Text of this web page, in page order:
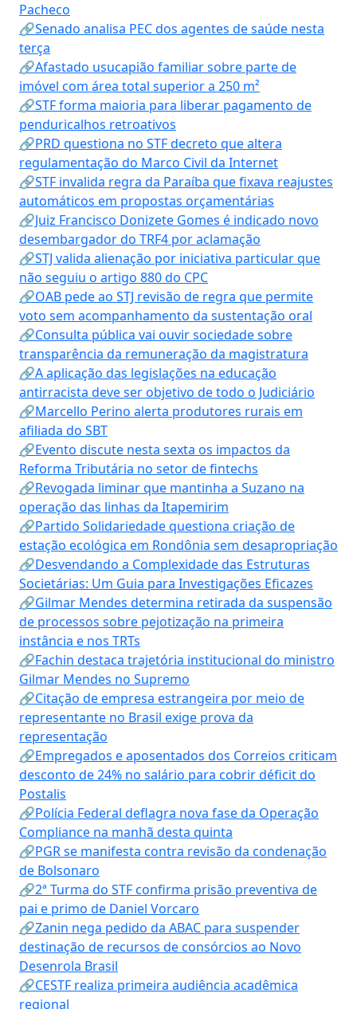
Pacheco
🔗Senado analisa PEC dos agentes de saúde nesta
terça
🔗Afastado usucapião familiar sobre parte de
imóvel com área total superior a 250 m²
🔗STF forma maioria para liberar pagamento de
penduricalhos retroativos
🔗PRD questiona no STF decreto que altera
regulamentação do Marco Civil da Internet
🔗STF invalida regra da Paraíba que fixava reajustes
automáticos em propostas orçamentárias
🔗Juiz Francisco Donizete Gomes é indicado novo
desembargador do TRF4 por aclamação
🔗STJ valida alienação por iniciativa particular que
não seguiu o artigo 880 do CPC
🔗OAB pede ao STJ revisão de regra que permite
voto sem acompanhamento da sustentação oral
🔗Consulta pública vai ouvir sociedade sobre
transparência da remuneração da magistratura
🔗A aplicação das legislações na educação
antirracista deve ser objetivo de todo o Judiciário
🔗Marcello Perino alerta produtores rurais em
afiliada do SBT
🔗Evento discute nesta sexta os impactos da
Reforma Tributária no setor de fintechs
🔗Revogada liminar que mantinha a Suzano na
operação das linhas da Itapemirim
🔗Partido Solidariedade questiona criação de
estação ecológica em Rondônia sem desapropriação
🔗Desvendando a Complexidade das Estruturas
Societárias: Um Guia para Investigações Eficazes
🔗Gilmar Mendes determina retirada da suspensão
de processos sobre pejotização na primeira
instância e nos TRTs
🔗Fachin destaca trajetória institucional do ministro
Gilmar Mendes no Supremo
🔗Citação de empresa estrangeira por meio de
representante no Brasil exige prova da
representação
🔗Empregados e aposentados dos Correios criticam
desconto de 24% no salário para cobrir déficit do
Postalis
🔗Polícia Federal deflagra nova fase da Operação
Compliance na manhã desta quinta
🔗PGR se manifesta contra revisão da condenação
de Bolsonaro
🔗2ª Turma do STF confirma prisão preventiva de
pai e primo de Daniel Vorcaro
🔗Zanin nega pedido da ABAC para suspender
destinação de recursos de consórcios ao Novo
Desenrola Brasil
🔗CESTF realiza primeira audiência acadêmica
regional